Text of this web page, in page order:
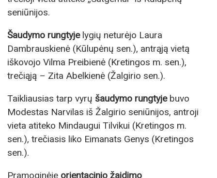
seniūnijos.
Šaudymo rungtyjelygių neturėjo Laura
Dambrauskienė (Kūlupėnų sen.), antrąją vietą
iškovojo Vilma Preibienė (Kretingos m. sen.),
trečiąją – Zita Abelkienė (Žalgirio sen.).
Taikliausias tarp vyrų šaudymo rungtyje buvo
Modestas Narvilas iš Žalgirio seniūnijos, antroji
vieta atiteko Mindaugui Tilvikui (Kretingos m.
sen.), trečiasis liko Eimanats Genys (Kretingos
sen.).
Pramoginėje orientacinio žaidimo